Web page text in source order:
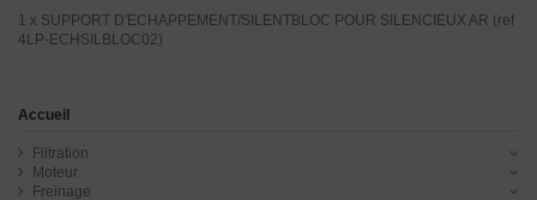
1 x SUPPORT D'ECHAPPEMENT/SILENTBLOC POUR SILENCIEUX AR (ref
4LP-ECHSILBLOC02)
Accueil
Filtration
Moteur
Freinage